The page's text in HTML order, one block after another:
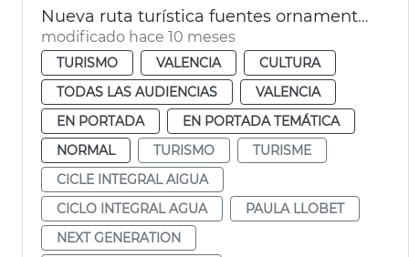
Nueva ruta turística fuentes ornamentales de Vlc
modificado hace 10 meses
TURISMO VALENCIA
CULTURA
TODAS LAS AUDIENCIAS
VALENCIA
EN PORTADA
EN PORTADA TEMÁTICA
NORMAL
TURISMO
TURISME
CICLE INTEGRAL AIGUA
CICLO INTEGRAL AGUA
PAULA LLOBET
NEXT GENERATION